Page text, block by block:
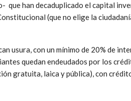
que han decaduplicado el capital
(que no elige la
usura, con un mínimo de 20% de
quedan endeudados por los
gratuita, laica y pública), con